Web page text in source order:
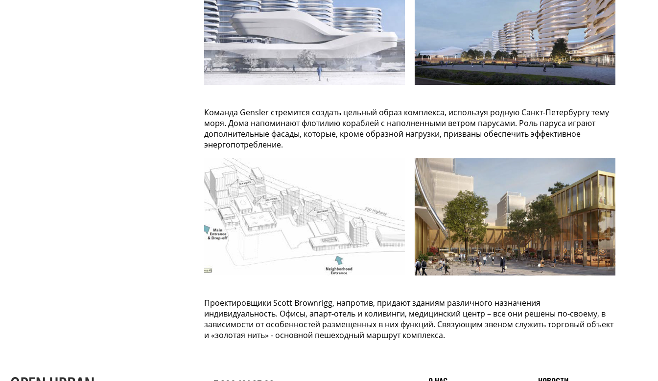
Команда Gensler стремится создать цельный образ комплекса, используя родную Санкт-Петербургу тему
моря. Дома напоминают флотилию кораблей с наполненными ветром парусами. Роль паруса играют
дополнительные фасады, которые, кроме образной нагрузки, призваны обеспечить эффективное
энергопотребление.
Проектировщики Scott Brownrigg, напротив, придают зданиям различного назначения
индивидуальность. Офисы, апарт-отель и коливинги, медицинский центр – все они решены по-своему, в
зависимости от особенностей размещенных в них функций. Связующим звеном служить торговый объект
и «золотая нить» - основной пешеходный маршрут комплекса.
О НАС
ПРОЕКТЫ
НОВОСТИ
ПУБЛИКАЦИИ
КОНТАКТЫ
105120, Россия, г. Москва,
ул. Нижняя Сыромятническая
contacts@openurban.ru
+7 800 101 97 09